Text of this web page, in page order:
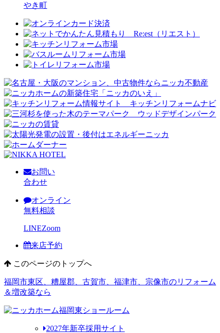
やき町
お問い
合わせ
オンライン
無料相談
LINEZoom
来店予約
このページのトップへ
福岡市東区、糟屋郡、古賀市、福津市、宗像市のリフォーム
＆増改築なら
2027年新卒採用サイト